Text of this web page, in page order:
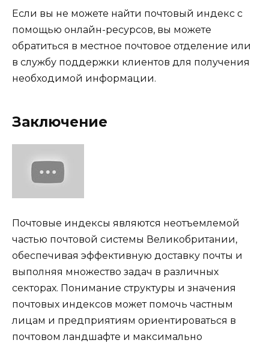
Если вы не можете найти почтовый индекс с
помощью онлайн-ресурсов, вы можете
обратиться в местное почтовое отделение или
в службу поддержки клиентов для получения
необходимой информации.
Заключение
Почтовые индексы являются неотъемлемой
частью почтовой системы Великобритании,
обеспечивая эффективную доставку почты и
выполняя множество задач в различных
секторах. Понимание структуры и значения
почтовых индексов может помочь частным
лицам и предприятиям ориентироваться в
почтовом ландшафте и максимально